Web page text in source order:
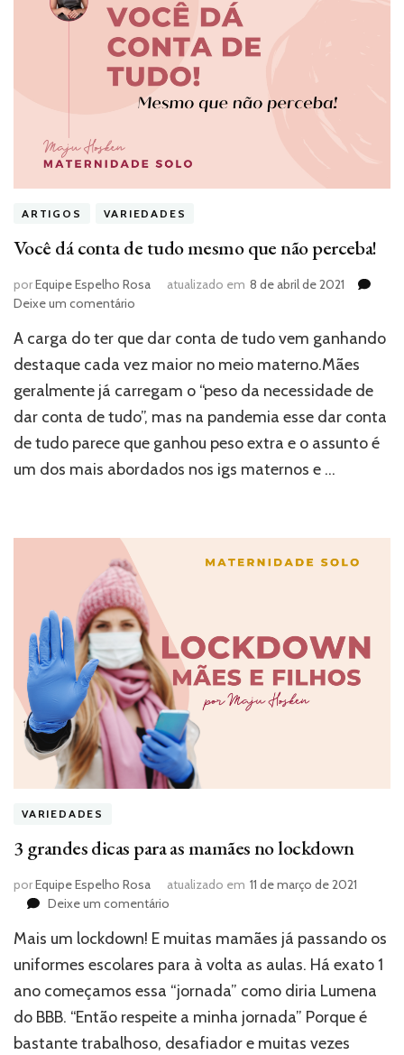
ARTIGOS VARIEDADES
Você dá conta de tudo mesmo que não perceba!
porEquipe Espelho Rosa atualizado em 8 de abril de 2021
Deixe um comentário
dá
conta
tudo
mesmo
não
perceba!
A carga do ter que dar conta de tudo vem ganhando
destaque cada vez maior no meio materno.Mães
geralmente já carregam o “peso da necessidade de
dar conta de tudo”, mas na pandemia esse dar conta
de tudo parece que ganhou peso extra e o assunto é
um dos mais abordados nos igs maternos e …
VARIEDADES
3 grandes dicas para as mamães no lockdown
porEquipe Espelho Rosa atualizado em 11 de março de 2021
Deixe um comentário
grandes
dicas
as
mamães
no
Mais um lockdown! E muitas mamães já passando os
uniformes escolares para à volta as aulas. Há exato 1
ano começamos essa “jornada” como diria Lumena
do BBB. “Então respeite a minha jornada” Porque é
bastante trabalhoso, desafiador e muitas vezes